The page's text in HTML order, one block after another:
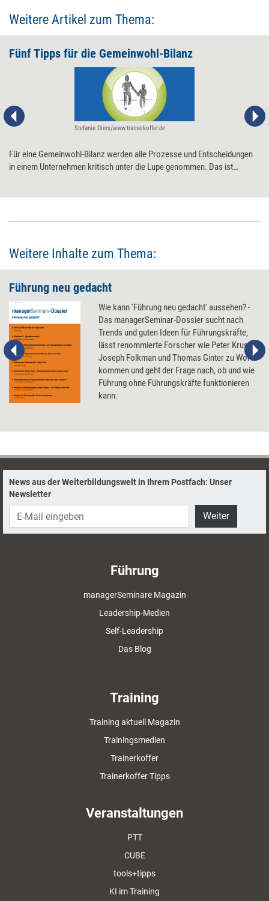
Weitere Artikel zum Thema:
Fünf Tipps für die Gemeinwohl-Bilanz
Stefanie Diers/www.trainerkoffer.de
Für eine Gemeinwohl-Bilanz werden alle Prozesse und Entscheidungen
in einem Unternehmen kritisch unter die Lupe genommen. Das ist
Weitere Inhalte zum Thema:
Führung neu gedacht
Wie kann 'Führung neu gedacht' aussehen? -
Das managerSeminar-Dossier sucht nach
Trends und guten Ideen für Führungskräfte,
lässt renommierte Forscher wie Peter Kruse,
Joseph Folkman und Thomas Ginter zu Wort
kommen und geht der Frage nach, ob und wie
Führung ohne Führungskräfte funktionieren
kann.
News aus der Weiterbildungswelt in Ihrem Postfach: Unser
Newsletter
Weiter
Führung
managerSeminare Magazin
Leadership-Medien
Self-Leadership
Das Blog
Training
Training aktuell Magazin
Trainingsmedien
Trainerkoffer
Trainerkoffer Tipps
Veranstaltungen
PTT
CUBE
tools+tipps
KI im Training